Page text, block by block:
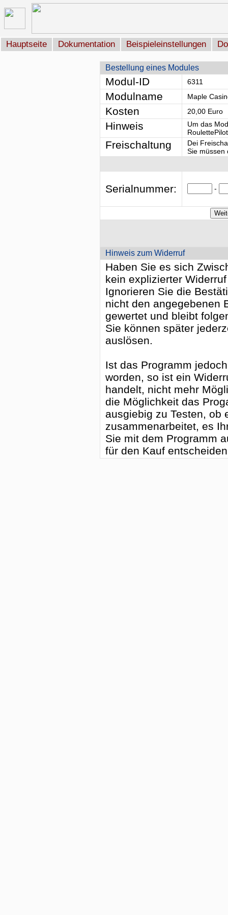
Hauptseite Dokumentation Beispieleinstellungen
Bestellung eines Modules
Modul-ID 6311
Modulname Maple
Kosten 20,00 Euro
Hinweis
Um das
Freischaltung
Dei
Sie müssen
Serialnummer: -
Hinweis zum Widerruf
Haben Sie es sich
kein explizierter
Ignorieren Sie die
nicht den angegebenen
gewertet und bleibt
Sie können später
auslösen.
Ist das Programm
worden, so ist ein
handelt, nicht mehr
die Möglichkeit das
ausgiebig zu Testen, ob
zusammenarbeitet, es
Sie mit dem Programm
für den Kauf